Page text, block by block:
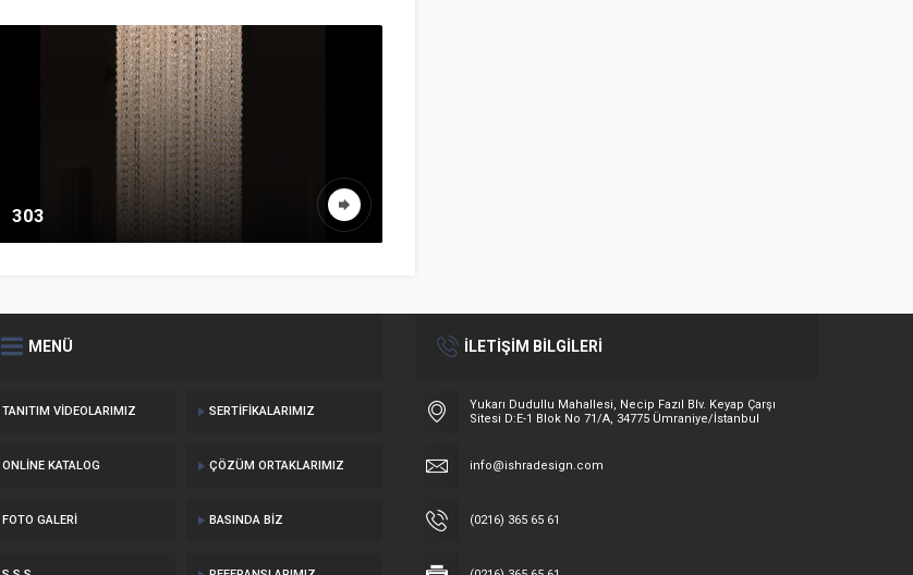
303
MENÜ
TANITIM VIDEOLARIMIZ SERTIFIKALARIMIZ
ONLINE KATALOG ÇÖZÜM ORTAKLARIMIZ
FOTO GALERI BASINDA BIZ
İLETİŞİM BİLGİLERİ
Yukarı Dudullu Mahallesi, Necip Fazıl Blv. Keyap Çarşı
Sitesi D:E-1 Blok No 71/A, 34775 Ümraniye/İstanbul
info@ishradesign.com
(0216) 365 65 61